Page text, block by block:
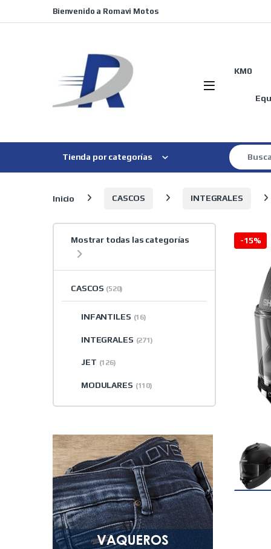
Bienvenido a Romavi Motos
KM0
Tienda por categorías
Search
Inicio CASCOS INTEGRALES
-15%
Mostrar todas las categorías
CASCOS (520)
INFANTILES (16)
INTEGRALES (271)
JET (126)
MODULARES (110)